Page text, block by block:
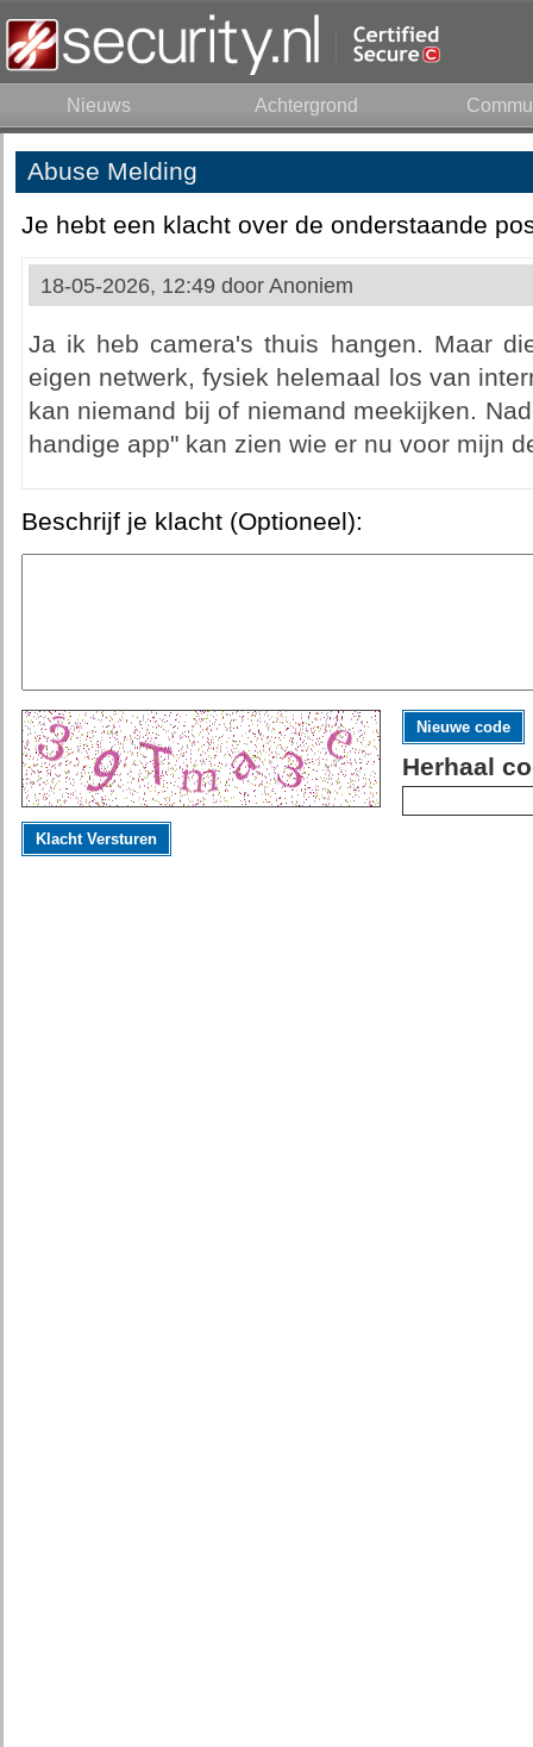
Nieuws Achtergrond
Abuse Melding
Je hebt een klacht over de onderstaande
18-05-2026, 12:49 door Anoniem
Ja ik heb camera's thuis hangen. Maar
eigen netwerk, fysiek helemaal los van
kan niemand bij of niemand meekijken.
handige app" kan zien wie er nu voor mijn
Beschrijf je klacht (Optioneel):
Nieuwe code
Herhaal
Klacht Versturen